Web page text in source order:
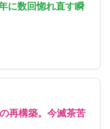
に数回惚れ直す瞬
再構築。今滅茶苦